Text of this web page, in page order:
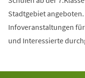
Stadtgebiet
Infoveranstaltungen
und Interessierte